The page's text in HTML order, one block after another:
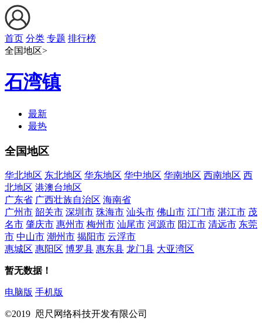
首页 分类 专题 排行榜
全国地区>
石湾镇
最新
最热
全国地区
华北地区 东北地区 华东地区 华中地区 华南地区 西南地区 西
北地区 港澳台地区
广东省 广西壮族自治区 海南省
广州市 韶关市 深圳市 珠海市 汕头市 佛山市 江门市 湛江市 茂
名市 肇庆市 惠州市 梅州市 汕尾市 河源市 阳江市 清远市 东莞
市 中山市 潮州市 揭阳市 云浮市
惠城区 惠阳区 博罗县 惠东县 龙门县 大亚湾区
暂无数据！
电脑版 手机版
©2019 咫尺网络科技开发有限公司